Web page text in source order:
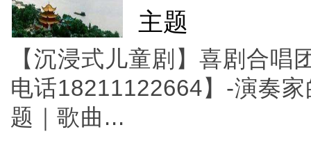
主题
【沉浸式儿童剧】喜剧合
电话18211122664】-演奏
题｜歌曲...